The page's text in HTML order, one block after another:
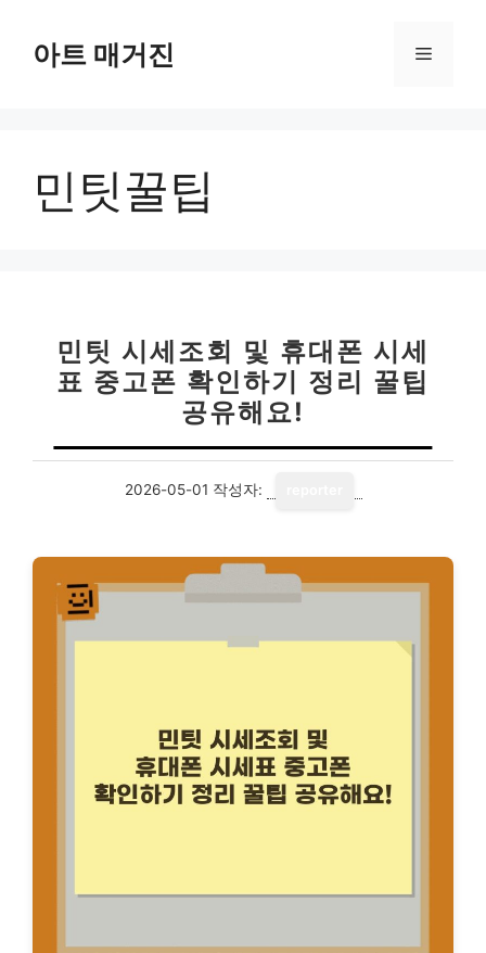
아트 매거진 메
민팃꿀팁
민팃 시세조회 및 휴대폰 시세
표 중고폰 확인하기 정리 꿀팁
공유해요!
2026-05-01 작성자: